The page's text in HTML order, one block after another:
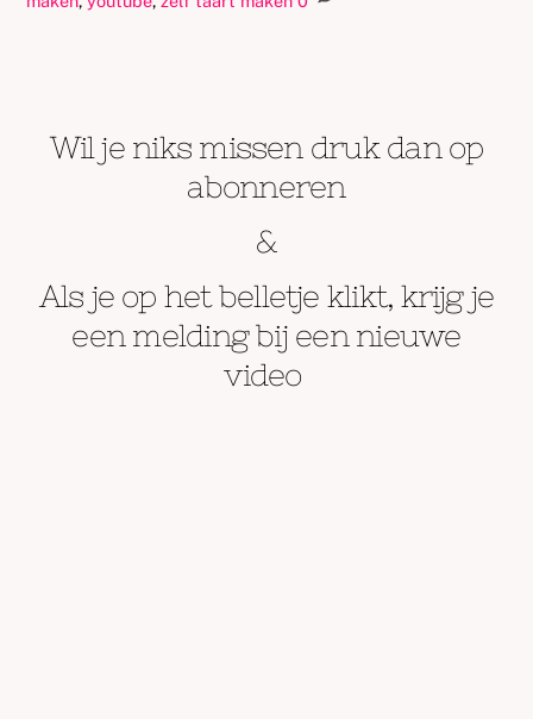
Wil je niks missen druk dan op
abonneren
&
Als je op het belletje klikt, krijg je
een melding bij een nieuwe
video